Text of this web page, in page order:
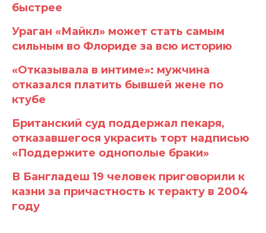
быстрее
Ураган «Майкл» может стать самым
сильным во Флориде за всю историю
«Отказывала в интиме»: мужчина
отказался платить бывшей жене по
ктубе
Британский суд поддержал пекаря,
отказавшегося украсить торт надписью
«Поддержите однополые браки»
В Бангладеш 19 человек приговорили к
казни за причастность к теракту в 2004
году